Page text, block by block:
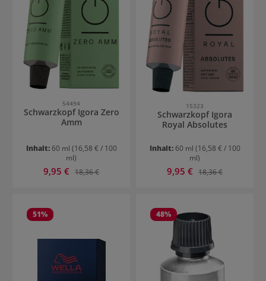
54494
Schwarzkopf Igora Zero
Amm
Inhalt: 60 ml (16,58 € / 100
ml)
Verkaufspreis:
9,95 € Regulärer Preis:
18,36 €
15323
Schwarzkopf Igora
Royal Absolutes
Inhalt: 60 ml (16,58 € / 100
ml)
Verkaufspreis:
9,95 € Regulärer Preis:
18,36 €
51% 48%